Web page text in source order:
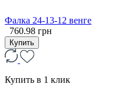
Фалка 24-13-12 венге
760.98 грн
Купить
Купить в 1 клик